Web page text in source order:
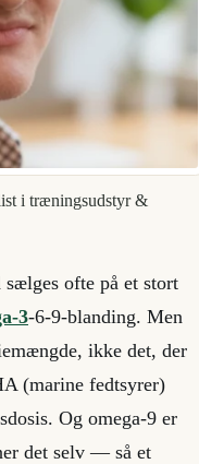
i træningsudstyr &
ofte på et stort
3-6-9-blanding. Men
ikke det, der
(marine fedtsyrer)
Og omega-9 er
det selv — så et